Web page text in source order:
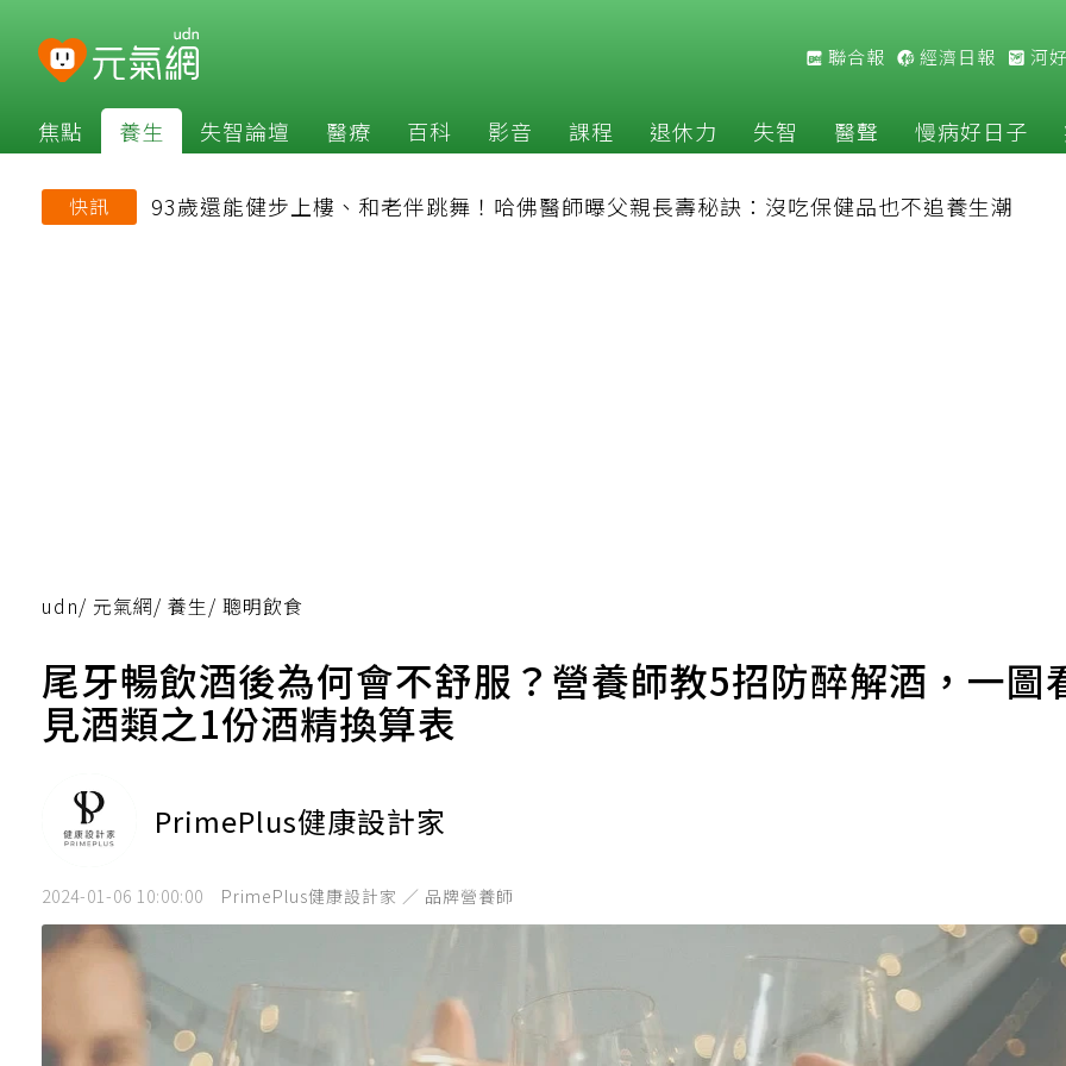
聯合報 經濟日報 河
焦點 養生 失智論壇 醫療 百科 影音 課程 退休力 失智 醫聲 慢病好日子
快訊 93歲還能健步上樓、和老伴跳舞！哈佛醫師曝父親長壽秘訣：沒吃保健品也不追養生潮
udn/ 元氣網/ 養生/ 聰明飲食
尾牙暢飲酒後為何會不舒服？營養師教5招防醉解酒，一圖
見酒類之1份酒精換算表
PrimePlus健康設計家
2024-01-06 10:00:00 PrimePlus健康設計家 ／ 品牌營養師